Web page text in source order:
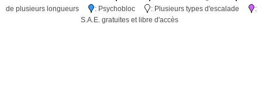
de plusieurs longueurs
: Psychobloc : Plusieurs types d'escalade
:
S.A.E. gratuites et libre d'accès